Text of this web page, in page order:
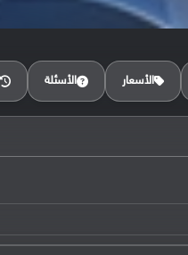
الأسعار الأسئلة